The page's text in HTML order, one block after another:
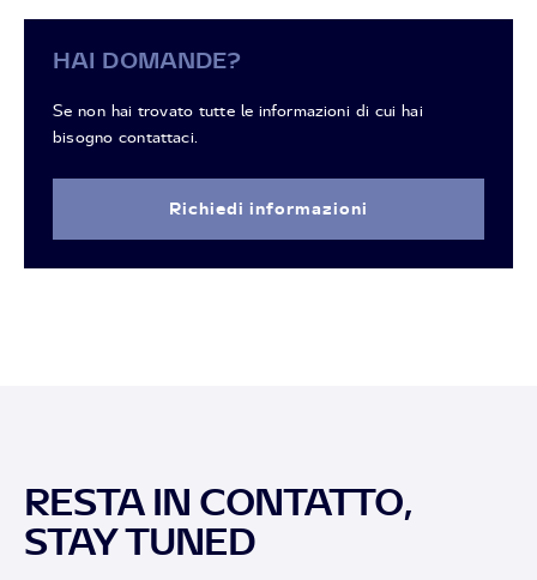
HAI DOMANDE?
Se non hai trovato tutte le informazioni di cui hai
bisogno contattaci.
Richiedi informazioni
RESTA IN CONTATTO,
STAY TUNED